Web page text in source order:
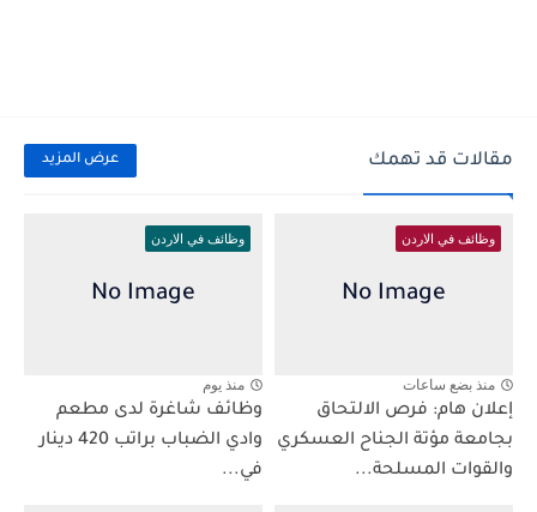
مقالات قد تهمك عرض المزيد
وظائف في الاردن
منذ بضع ساعات
إعلان هام: فرص الالتحاق
بجامعة مؤتة الجناح العسكري
والقوات المسلحة...
وظائف في الاردن
منذ يوم
وظائف شاغرة لدى مطعم
وادي الضباب براتب 420 دينار
في...